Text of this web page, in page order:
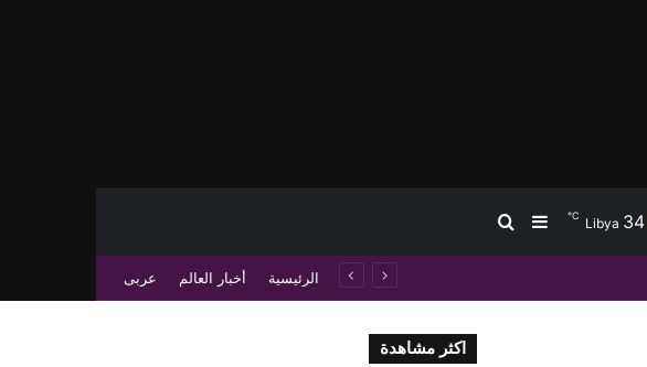
Libya 34
℃ إضافة عمود جانبي
بحث عن
الشرعية الرئيسية أخبار العالم عربى
اكثر مشاهدة